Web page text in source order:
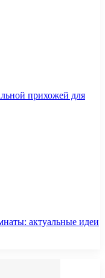
прихожей для
актуальные идеи